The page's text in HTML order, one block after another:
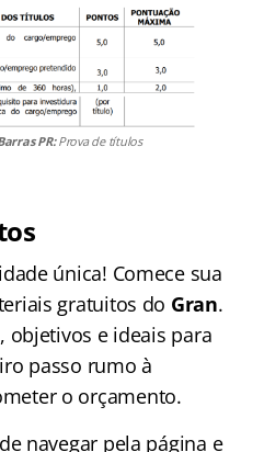
PR:Prova de títulos
única! Comece sua
gratuitos do Gran.
objetivos e ideais para
passo rumo à
o orçamento.
navegar pela página e